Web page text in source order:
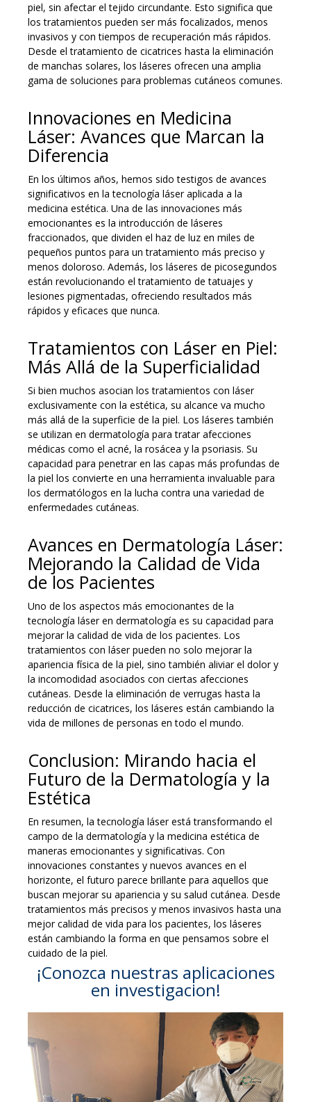
piel, sin afectar el tejido circundante. Esto significa que
los tratamientos pueden ser más focalizados, menos
invasivos y con tiempos de recuperación más rápidos.
Desde el tratamiento de cicatrices hasta la eliminación
de manchas solares, los láseres ofrecen una amplia
gama de soluciones para problemas cutáneos comunes.
Innovaciones en Medicina
Láser: Avances que Marcan la
Diferencia
En los últimos años, hemos sido testigos de avances
significativos en la tecnología láser aplicada a la
medicina estética. Una de las innovaciones más
emocionantes es la introducción de láseres
fraccionados, que dividen el haz de luz en miles de
pequeños puntos para un tratamiento más preciso y
menos doloroso. Además, los láseres de picosegundos
están revolucionando el tratamiento de tatuajes y
lesiones pigmentadas, ofreciendo resultados más
rápidos y eficaces que nunca.
Tratamientos con Láser en Piel:
Más Allá de la Superficialidad
Si bien muchos asocian los tratamientos con láser
exclusivamente con la estética, su alcance va mucho
más allá de la superficie de la piel. Los láseres también
se utilizan en dermatología para tratar afecciones
médicas como el acné, la rosácea y la psoriasis. Su
capacidad para penetrar en las capas más profundas de
la piel los convierte en una herramienta invaluable para
los dermatólogos en la lucha contra una variedad de
enfermedades cutáneas.
Avances en Dermatología Láser:
Mejorando la Calidad de Vida
de los Pacientes
Uno de los aspectos más emocionantes de la
tecnología láser en dermatología es su capacidad para
mejorar la calidad de vida de los pacientes. Los
tratamientos con láser pueden no solo mejorar la
apariencia física de la piel, sino también aliviar el dolor y
la incomodidad asociados con ciertas afecciones
cutáneas. Desde la eliminación de verrugas hasta la
reducción de cicatrices, los láseres están cambiando la
vida de millones de personas en todo el mundo.
Conclusion: Mirando hacia el
Futuro de la Dermatología y la
Estética
En resumen, la tecnología láser está transformando el
campo de la dermatología y la medicina estética de
maneras emocionantes y significativas. Con
innovaciones constantes y nuevos avances en el
horizonte, el futuro parece brillante para aquellos que
buscan mejorar su apariencia y su salud cutánea. Desde
tratamientos más precisos y menos invasivos hasta una
mejor calidad de vida para los pacientes, los láseres
están cambiando la forma en que pensamos sobre el
cuidado de la piel.
¡Conozca nuestras aplicaciones
en investigacion!